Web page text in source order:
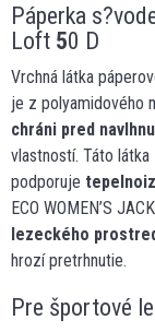
Páperka
Loft 50 D
Vrchná látka
je z polyamidového
chráni pred
vlastností. Táto látka
podporuje
ECO WOMEN’S
lezeckého
hrozí pretrhnutie.
Pre športové